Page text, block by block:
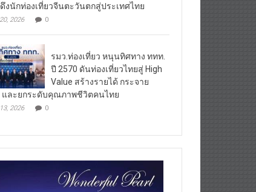
งนักท่องเที่ยวจีนตะวันตกสู่ประเทศไทย
2026 0
รมว.ท่องเที่ยว หนุนทิศทาง ททท.
ปี 2570 ดันท่องเที่ยวไทยสู่ High
Value สร้างรายได้ กระจาย
และยกระดับคุณภาพชีวิตคนไทย
2026 0